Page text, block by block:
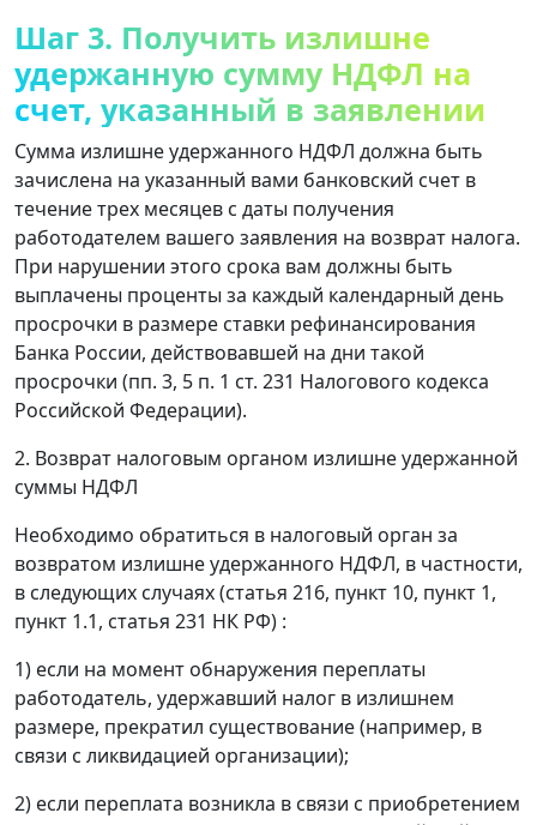
Шаг 3. Получить излишне
удержанную сумму НДФЛ на
счет, указанный в заявлении
Сумма излишне удержанного НДФЛ должна быть
зачислена на указанный вами банковский счет в
течение трех месяцев с даты получения
работодателем вашего заявления на возврат налога.
При нарушении этого срока вам должны быть
выплачены проценты за каждый календарный день
просрочки в размере ставки рефинансирования
Банка России, действовавшей на дни такой
просрочки (пп. 3, 5 п. 1 ст. 231 Налогового кодекса
Российской Федерации).
2. Возврат налоговым органом излишне удержанной
суммы НДФЛ
Необходимо обратиться в налоговый орган за
возвратом излишне удержанного НДФЛ, в частности,
в следующих случаях (статья 216, пункт 10, пункт 1,
пункт 1.1, статья 231 НК РФ) :
1) если на момент обнаружения переплаты
работодатель, удержавший налог в излишнем
размере, прекратил существование (например, в
связи с ликвидацией организации);
2) если переплата возникла в связи с приобретением